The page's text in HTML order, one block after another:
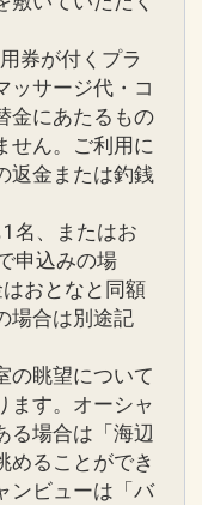
券が付くプラ
ッサージ代・コ
金にあたるもの
せん。ご利用に
返金または釣銭
名、またはお
申込みの場
おとなと同額
場合は別途記
の眺望について
ます。オーシャ
る場合は「海辺
めることができ
ンビューは「バ